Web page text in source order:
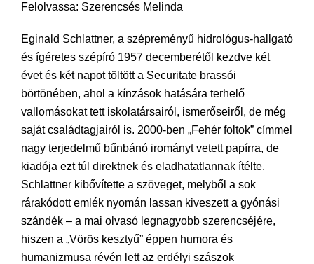
Felolvassa: Szerencsés Melinda
Eginald Schlattner, a szépreményű hidrológus-hallgató
és ígéretes szépíró 1957 decemberétől kezdve két
évet és két napot töltött a Securitate brassói
börtönében, ahol a kínzások hatására terhelő
vallomásokat tett iskolatársairól, ismerőseiről, de még
saját családtagjairól is. 2000-ben „Fehér foltok” címmel
nagy terjedelmű bűnbánó irományt vetett papírra, de
kiadója ezt túl direktnek és eladhatatlannak ítélte.
Schlattner kibővítette a szöveget, melyből a sok
rárakódott emlék nyomán lassan kiveszett a gyónási
szándék – a mai olvasó legnagyobb szerencséjére,
hiszen a „Vörös kesztyű” éppen humora és
humanizmusa révén lett az erdélyi szászok